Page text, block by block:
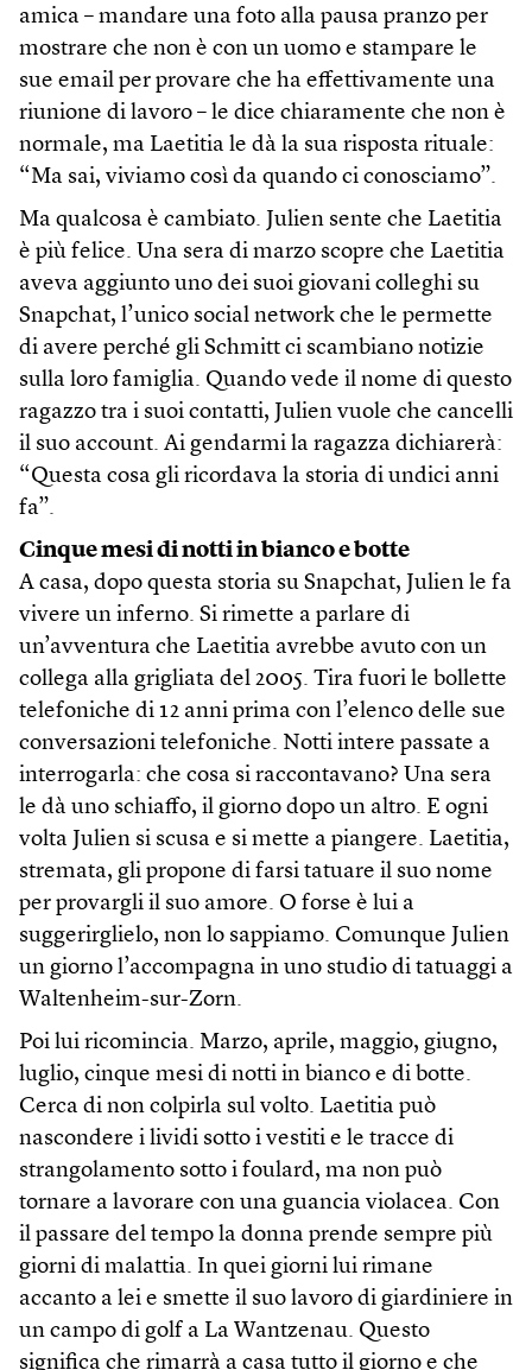
amica – mandare una foto alla pausa pranzo per
mostrare che non è con un uomo e stampare le
sue email per provare che ha effettivamente una
riunione di lavoro – le dice chiaramente che non è
normale, ma Laetitia le dà la sua risposta rituale:
“Ma sai, viviamo così da quando ci conosciamo”.
Ma qualcosa è cambiato. Julien sente che Laetitia
è più felice. Una sera di marzo scopre che Laetitia
aveva aggiunto uno dei suoi giovani colleghi su
Snapchat, l’unico social network che le permette
di avere perché gli Schmitt ci scambiano notizie
sulla loro famiglia. Quando vede il nome di questo
ragazzo tra i suoi contatti, Julien vuole che cancelli
il suo account. Ai gendarmi la ragazza dichiarerà:
“Questa cosa gli ricordava la storia di undici anni
fa”.
Cinque mesi di notti in bianco e botte
A casa, dopo questa storia su Snapchat, Julien le fa
vivere un inferno. Si rimette a parlare di
un’avventura che Laetitia avrebbe avuto con un
collega alla grigliata del 2005. Tira fuori le bollette
telefoniche di 12 anni prima con l’elenco delle sue
conversazioni telefoniche. Notti intere passate a
interrogarla: che cosa si raccontavano? Una sera
le dà uno schiaffo, il giorno dopo un altro. E ogni
volta Julien si scusa e si mette a piangere. Laetitia,
stremata, gli propone di farsi tatuare il suo nome
per provargli il suo amore. O forse è lui a
suggerirglielo, non lo sappiamo. Comunque Julien
un giorno l’accompagna in uno studio di tatuaggi a
Waltenheim-sur-Zorn.
Poi lui ricomincia. Marzo, aprile, maggio, giugno,
luglio, cinque mesi di notti in bianco e di botte.
Cerca di non colpirla sul volto. Laetitia può
nascondere i lividi sotto i vestiti e le tracce di
strangolamento sotto i foulard, ma non può
tornare a lavorare con una guancia violacea. Con
il passare del tempo la donna prende sempre più
giorni di malattia. In quei giorni lui rimane
accanto a lei e smette il suo lavoro di giardiniere in
un campo di golf a La Wantzenau. Questo
significa che rimarrà a casa tutto il giorno e che